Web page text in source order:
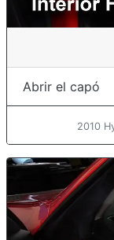
Abrir el capó
2010